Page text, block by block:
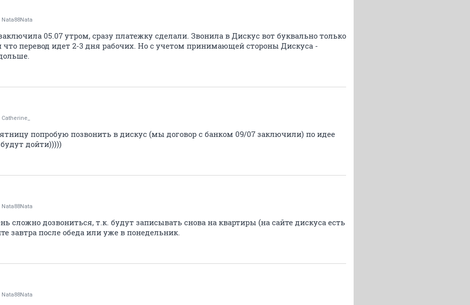
Nata88Nata
05.07 утром, сразу платежку сделали. Звонила в Дискус вот буквально только
что перевод идет 2-3 дня рабочих. Но с учетом принимающей стороны Дискуса -
Catherine_
попробую позвонить в дискус (мы договор с банком 09/07 заключили) по идее
дойти)))))
Nata88Nata
сложно дозвониться, т.к. будут записывать снова на квартиры (на сайте дискуса есть
завтра после обеда или уже в понедельник.
Nata88Nata